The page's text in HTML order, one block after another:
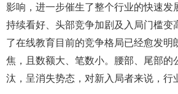
影响，进一步催生了整个行业的快速发
持续看好、头部竞争加剧及入局门槛变
了在线教育目前的竞争格局已经愈发明
焦，且数额大、笔数小。腰部、尾部的
汰，呈消失势态，对新入局者来说，行